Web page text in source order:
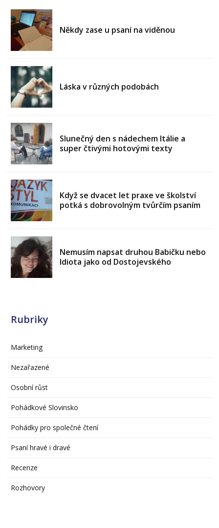
Někdy zase u psaní na viděnou
Láska v různých podobách
Slunečný den s nádechem Itálie a
super čtivými hotovými texty
Když se dvacet let praxe ve školství
potká s dobrovolným tvůrčím psaním
Nemusím napsat druhou Babičku nebo
Idiota jako od Dostojevského
Rubriky
Marketing
Nezařazené
Osobní růst
Pohádkové Slovinsko
Pohádky pro společné čtení
Psaní hravé i dravé
Recenze
Rozhovory